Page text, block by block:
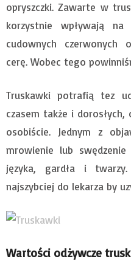
opryszczki. Zawarte w
korzystnie wpływają
cudownych czerwonych
cerę. Wobec tego
Truskawki potrafią tez
czasem także i dorosłych,
osobiście. Jednym z
mrowienie lub
języka, gardła i
najszybciej do lekarza by
Wartości odżywcze